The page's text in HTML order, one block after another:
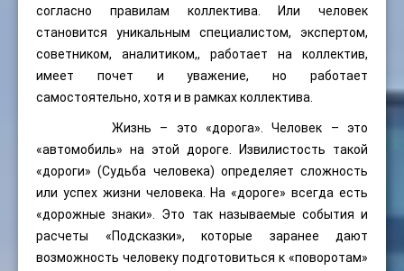
согласно правилам коллектива. Или человек
становится уникальным специалистом, экспертом,
советником, аналитиком,, работает на коллектив,
имеет почет и уважение, но работает
самостоятельно, хотя и в рамках коллектива.
Жизнь – это «дорога». Человек – это
«автомобиль» на этой дороге. Извилистость такой
«дороги» (Судьба человека) определяет сложность
или успех жизни человека. На «дороге» всегда есть
«дорожные знаки». Это так называемые события и
расчеты «Подсказки», которые заранее дают
возможность человеку подготовиться к «поворотам»